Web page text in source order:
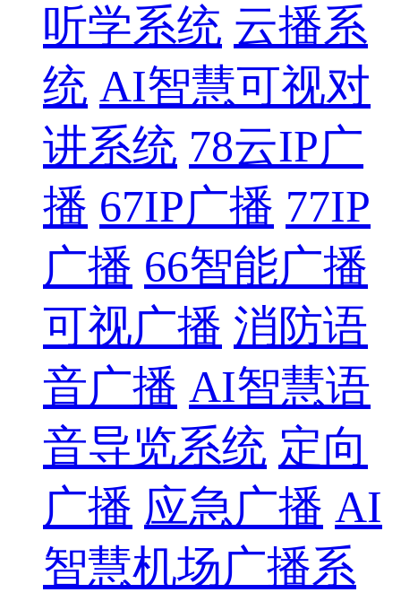
听学系统 云播系
统 AI智慧可视对
讲系统 78云IP广
播 67IP广播 77IP
广播 66智能广播
可视广播 消防语
音广播 AI智慧语
音导览系统 定向
广播 应急广播 AI
智慧机场广播系